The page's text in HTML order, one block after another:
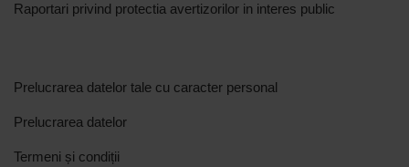
Raportari privind protectia avertizorilor in interes public
Prelucrarea datelor tale cu caracter personal
Prelucrarea datelor
Termeni și condiții